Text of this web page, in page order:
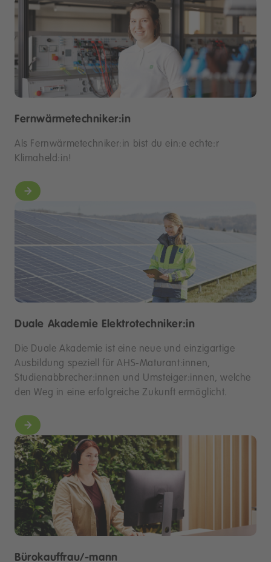
Fernwärmetechniker:in
Als Fernwärmetechniker:in bist du ein:e echte:r
Klimaheld:in!
Duale Akademie Elektrotechniker:in
Die Duale Akademie ist eine neue und einzigartige
Ausbildung speziell für AHS-Maturant:innen,
Studienabbrecher:innen und Umsteiger:innen, welche
den Weg in eine erfolgreiche Zukunft ermöglicht.
Bürokauffrau/-mann